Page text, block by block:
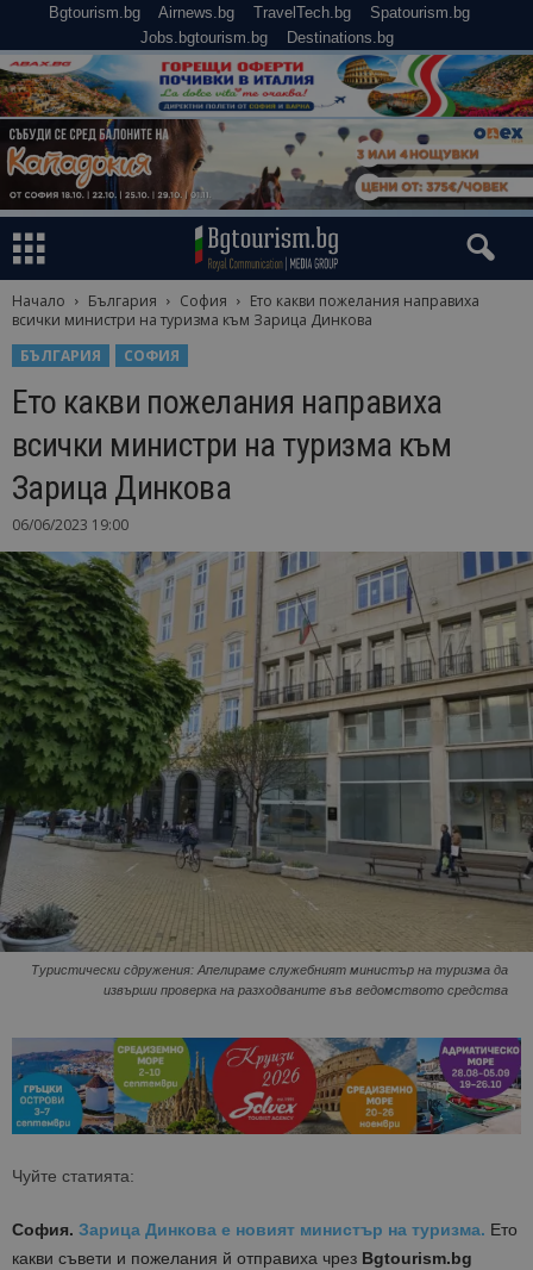
Bgtourism.bg Airnews.bg TravelTech.bg
Spatourism.bg
Jobs.bgtourism.bg
Destinations.bg
Начало България София
Ето какви пожелания направиха
всички министри на туризма към Зарица Динкова
БЪЛГАРИЯ
СОФИЯ
Ето какви пожелания направиха
всички министри на туризма към
Зарица Динкова
06/06/2023 19:00
Туристически сдружения: Апелираме служебният министър на туризма да
извърши проверка на разходваните във ведомството средства
Чуйте статията:
София. Зарица Динкова е новият министър на туризма. Ето
какви съвети и пожелания й отправиха чрез Bgtourism.bg